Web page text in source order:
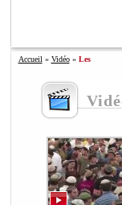
Accueil » Vidéo» Les